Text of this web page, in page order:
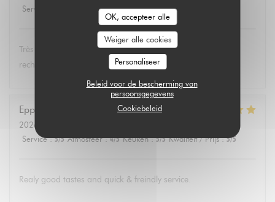
OK, accepteer alle
Weiger alle cookies
Personaliseer
Beleid voor de bescherming van
persoonsgegevens
Cookiebeleid
Service
Atmosfeer: 5/5 Keuken: 5/5 Kwaliteit / Prijs
Très bon et service très agréable. Même mon père (qui
rechigne un peu sur le vegan) a adoré les lasagnes !
Eppo
2026-08-01
Service: 5/5 Atmosfeer: 4/5 Keuken: 5/5 Kwaliteit / Prijs: 5/5
Realy good tastes and quick & freindly service.